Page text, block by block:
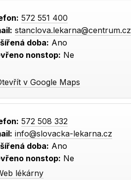
572 551 400
stanclova.lekarna@centrum.cz
doba: Ano
nonstop: Ne
v Google Maps
572 508 332
info@slovacka-lekarna.cz
doba: Ano
nonstop: Ne
lékárny